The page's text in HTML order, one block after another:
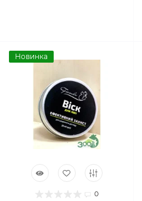
Новинка
0